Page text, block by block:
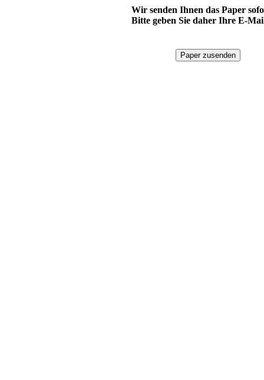
Wir senden Ihnen das Paper
Bitte geben Sie daher Ihre E-